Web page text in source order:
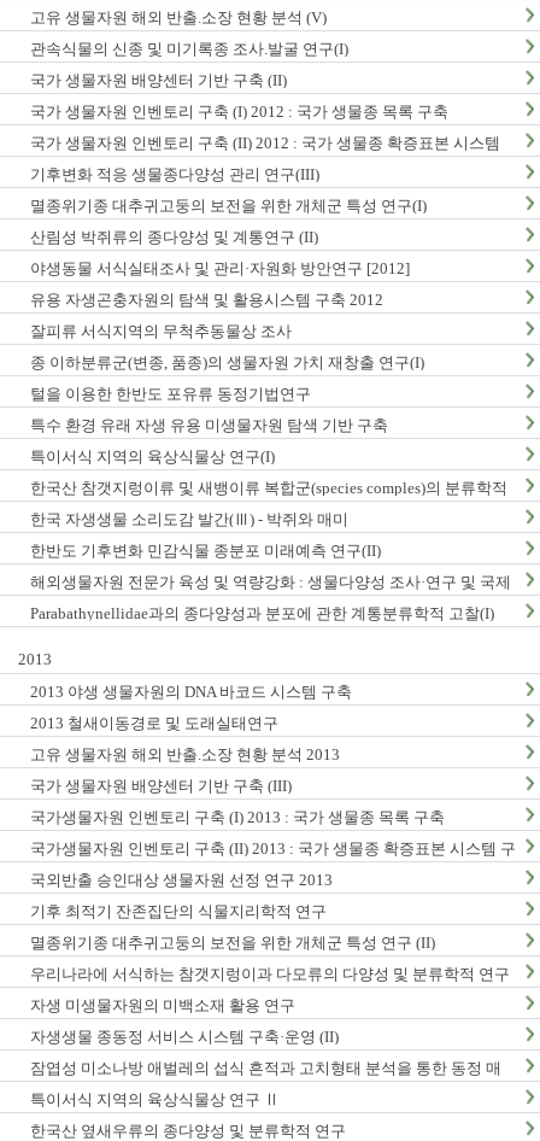
고유 생물자원 해외 반출.소장 현황 분석 (V)
관속식물의 신종 및 미기록종 조사.발굴 연구(I)
국가 생물자원 배양센터 기반 구축 (II)
국가 생물자원 인벤토리 구축 (I) 2012 : 국가 생물종 목록 구축
국가 생물자원 인벤토리 구축 (II) 2012 : 국가 생물종 확증표본 시스템
구축
기후변화 적응 생물종다양성 관리 연구(III)
멸종위기종 대추귀고둥의 보전을 위한 개체군 특성 연구(I)
산림성 박쥐류의 종다양성 및 계통연구 (II)
야생동물 서식실태조사 및 관리·자원화 방안연구 [2012]
유용 자생곤충자원의 탐색 및 활용시스템 구축 2012
잘피류 서식지역의 무척추동물상 조사
종 이하분류군(변종, 품종)의 생물자원 가치 재창출 연구(I)
털을 이용한 한반도 포유류 동정기법연구
특수 환경 유래 자생 유용 미생물자원 탐색 기반 구축
특이서식 지역의 육상식물상 연구(I)
한국산 참갯지렁이류 및 새뱅이류 복합군(species comples)의 분류학적
연구
한국 자생생물 소리도감 발간(Ⅲ) - 박쥐와 매미
한반도 기후변화 민감식물 종분포 미래예측 연구(II)
해외생물자원 전문가 육성 및 역량강화 : 생물다양성 조사·연구 및 국제
협력
Parabathynellidae과의 종다양성과 분포에 관한 계통분류학적 고찰(I)
2013
2013 야생 생물자원의 DNA 바코드 시스템 구축
2013 철새이동경로 및 도래실태연구
고유 생물자원 해외 반출.소장 현황 분석 2013
국가 생물자원 배양센터 기반 구축 (III)
국가생물자원 인벤토리 구축 (I) 2013 : 국가 생물종 목록 구축
국가생물자원 인벤토리 구축 (II) 2013 : 국가 생물종 확증표본 시스템 구
축
국외반출 승인대상 생물자원 선정 연구 2013
기후 최적기 잔존집단의 식물지리학적 연구
멸종위기종 대추귀고둥의 보전을 위한 개체군 특성 연구 (II)
우리나라에 서식하는 참갯지렁이과 다모류의 다양성 및 분류학적 연구
(I)
자생 미생물자원의 미백소재 활용 연구
자생생물 종동정 서비스 시스템 구축·운영 (II)
잠엽성 미소나방 애벌레의 섭식 흔적과 고치형태 분석을 통한 동정 매
뉴얼 개발 및 생활사 연구
특이서식 지역의 육상식물상 연구 Ⅱ
한국산 옆새우류의 종다양성 및 분류학적 연구